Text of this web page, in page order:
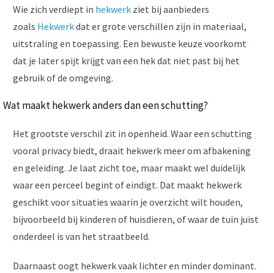
Wie zich verdiept in hekwerk ziet bij aanbieders
zoals Hekwerkdat er grote verschillen zijn in materiaal,
uitstraling en toepassing. Een bewuste keuze voorkomt
dat je later spijt krijgt van een hek dat niet past bij het
gebruik of de omgeving.
Wat maakt hekwerk anders dan een schutting?
Het grootste verschil zit in openheid. Waar een schutting
vooral privacy biedt, draait hekwerk meer om afbakening
en geleiding. Je laat zicht toe, maar maakt wel duidelijk
waar een perceel begint of eindigt. Dat maakt hekwerk
geschikt voor situaties waarin je overzicht wilt houden,
bijvoorbeeld bij kinderen of huisdieren, of waar de tuin juist
onderdeel is van het straatbeeld.
Daarnaast oogt hekwerk vaak lichter en minder dominant.